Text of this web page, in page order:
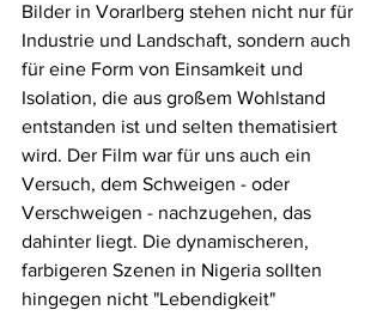
Bilder in Vorarlberg stehen nicht nur für
Industrie und Landschaft, sondern auch
für eine Form von Einsamkeit und
Isolation, die aus großem Wohlstand
entstanden ist und selten thematisiert
wird. Der Film war für uns auch ein
Versuch, dem Schweigen - oder
Verschweigen - nachzugehen, das
dahinter liegt. Die dynamischeren,
farbigeren Szenen in Nigeria sollten
hingegen nicht "Lebendigkeit"